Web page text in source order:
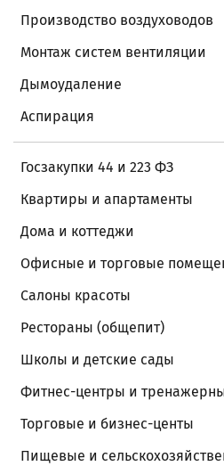
Производство воздуховодов
Монтаж систем вентиляции
Дымоудаление
Аспирация
Госзакупки 44 и 223 ФЗ
Квартиры и апартаменты
Дома и коттеджи
Офисные и торговые
Салоны красоты
Рестораны (общепит)
Школы и детские сады
Фитнес-центры и
Торговые и бизнес-центы
Пищевые и